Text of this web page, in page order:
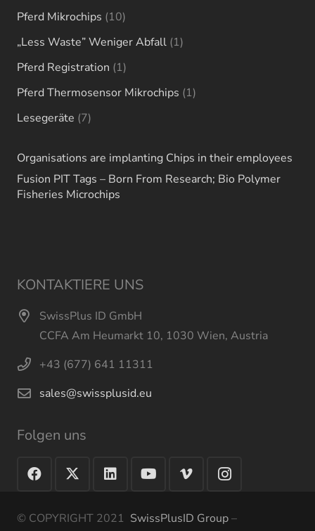
Pferd Mikrochips 1010
products
„Less Waste” Weniger Abfall 11
Pferd Registration 11
product
Pferd Thermosensor Mikrochips 11
Lesegeräte 77
Organisations are implanting Chips in their employees
Fusion PIT Tags – Born From Research; Bio Polymer
Fisheries Microchips
KONTAKTIERE UNS
SwissPlus ID GmbH
CCFA Am Heumarkt 10, 1030 Wien, Austria
+43 (677) 641 11311
sales@swissplusid.eu
Folgen uns
© COPYRIGHT 2021 SwissPlusID Group–